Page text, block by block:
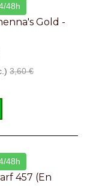
48h
Gold -
3,60 €
48h
457 (en